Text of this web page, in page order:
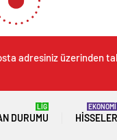
adresiniz üzerinden
DURUMU
LİG
HISSELER
EKONOMİ